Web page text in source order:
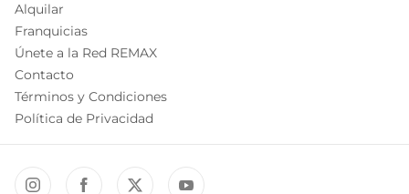
Alquilar
Franquicias
Únete a la Red REMAX
Contacto
Términos y Condiciones
Política de Privacidad